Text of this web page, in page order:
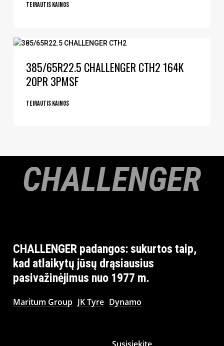
Teirautis kainos
385/65R22.5 CHALLENGER CTH2 164K
20PR 3PMSF
Teirautis kainos
CHALLENGER
CHALLENGER padangos:sukurtos taip,
kad atlaikytų jūsų drąsiausius
pasivažinėjimus nuo 1977 m.
Maritum Group JK Tyre Dynamo